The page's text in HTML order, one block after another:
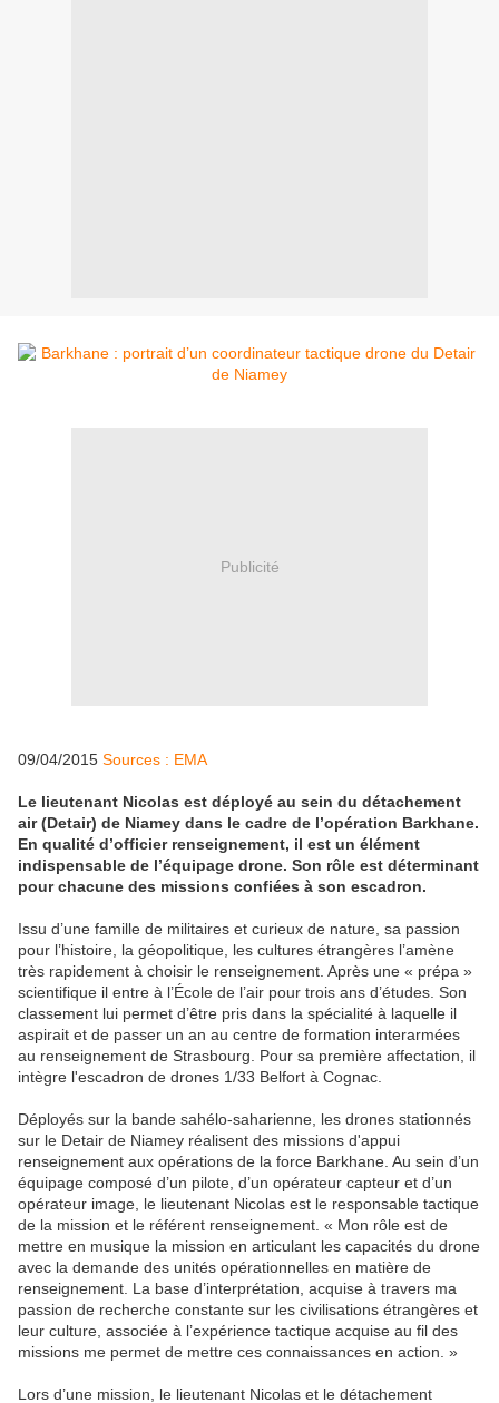
Publicité
09/04/2015 Sources : EMA
Le lieutenant Nicolas est déployé au sein du détachement
air (Detair) de Niamey dans le cadre de l’opération Barkhane.
En qualité d’officier renseignement, il est un élément
indispensable de l’équipage drone. Son rôle est déterminant
pour chacune des missions confiées à son escadron.
Issu d’une famille de militaires et curieux de nature, sa passion
pour l’histoire, la géopolitique, les cultures étrangères l’amène
très rapidement à choisir le renseignement. Après une « prépa »
scientifique il entre à l’École de l’air pour trois ans d’études. Son
classement lui permet d’être pris dans la spécialité à laquelle il
aspirait et de passer un an au centre de formation interarmées
au renseignement de Strasbourg. Pour sa première affectation, il
intègre l'escadron de drones 1/33 Belfort à Cognac.
Déployés sur la bande sahélo-saharienne, les drones stationnés
sur le Detair de Niamey réalisent des missions d'appui
renseignement aux opérations de la force Barkhane. Au sein d’un
équipage composé d’un pilote, d’un opérateur capteur et d’un
opérateur image, le lieutenant Nicolas est le responsable tactique
de la mission et le référent renseignement. « Mon rôle est de
mettre en musique la mission en articulant les capacités du drone
avec la demande des unités opérationnelles en matière de
renseignement. La base d’interprétation, acquise à travers ma
passion de recherche constante sur les civilisations étrangères et
leur culture, associée à l’expérience tactique acquise au fil des
missions me permet de mettre ces connaissances en action. »
Lors d’une mission, le lieutenant Nicolas et le détachement